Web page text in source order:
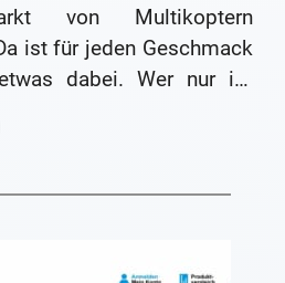
von Multikoptern
ist für jeden Geschmack
dabei. Wer nur im
herumfliegen